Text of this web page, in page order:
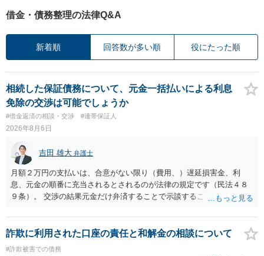
借金・債務整理の法律Q&A
新着順 回答数が多い順 役にたった順
相続した保証債務について、元金一括払いによる利息
免除の交渉は可能でしょうか
#借金返済の相談・交渉 #連帯保証人
2026年8月6日
吉田 雄大 弁護士
月額２万円の支払いは、合意がない限り（費用、）遅延損害金、利
息、元金の順番に充当されるとされるのが法律の規定です（民法４８
９条）。 交渉の結果元金だけ弁済することで示談することは、弁護士
ることには消極的なことが多いものの、お近くの弁護士にご依頼しチ
ャレンジなさる意義は十分にあると思います。
詐欺に利用された口座の責任と和解金の相談について
#詐欺被害での債務